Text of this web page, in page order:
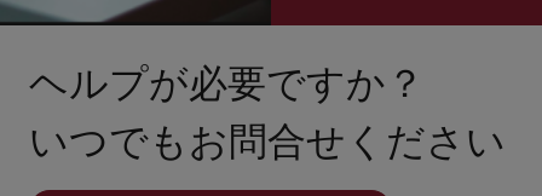
ヘルプが必要ですか？
いつでもお問合せください